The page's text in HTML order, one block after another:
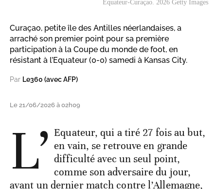
Équateur-Curaçao. 2026 Getty Images
Curaçao, petite île des Antilles néerlandaises, a
arraché son premier point pour sa première
participation à la Coupe du monde de foot, en
résistant à l’Equateur (0-0) samedi à Kansas City.
Par Le360 (avec AFP)
Le 21/06/2026 à 02h09
L’ Equateur, qui a tiré 27 fois au but,
en vain, se retrouve en grande
difficulté avec un seul point,
comme son adversaire du jour,
avant un dernier match contre l’Allemagne,